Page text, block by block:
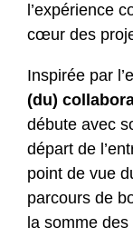
l’expérience
cœur des
Inspirée par
(du)
débute avec
départ de
point de vue
parcours de
la somme